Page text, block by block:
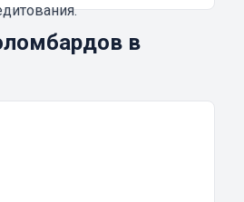
займа под ПТС
документов;
сразу после обращения;
компании, вы
в